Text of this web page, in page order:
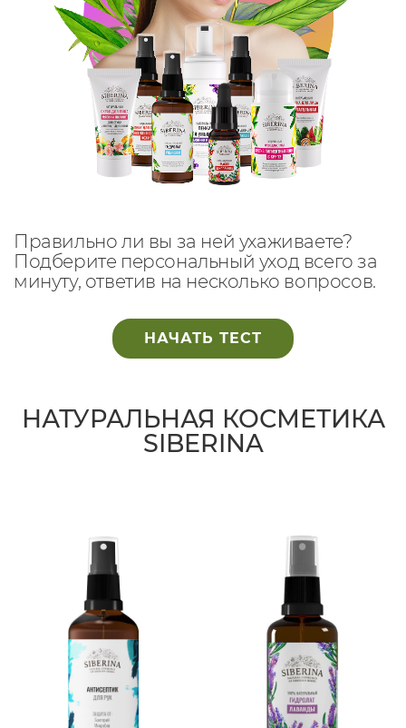
Правильно ли вы за ней ухаживаете?
Подберите персональный уход всего за
минуту, ответив на несколько вопросов.
НАЧАТЬ ТЕСТ
НАТУРАЛЬНАЯ КОСМЕТИКА
SIBERINA